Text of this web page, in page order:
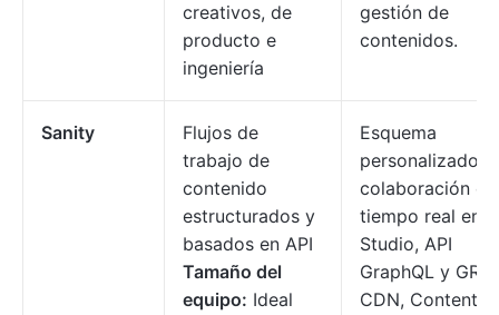
creativos, de
producto e
ingeniería
gestión de
contenidos.
Sanity
Flujos de
trabajo de
contenido
estructurados y
basados en API
Tamaño del
equipo: Ideal
Esquema
personalizado,
colaboración en
tiempo real en
Studio, API
GraphQL y
CDN, Content